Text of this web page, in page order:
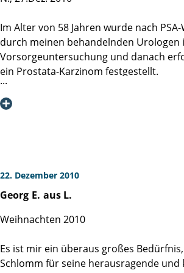
Im Alter von 58 Jahren wurde nach
durch meinen behandelnden Urologen
Vorsorgeuntersuchung und danach
ein Prostata-Karzinom festgestellt.
Nachdem ich mit Herrn Prof. Dr. Huland
Die Operation wurde vom Oberarzt
durchgeführt.
Sofort nach der OP am 8.Juni 2010
telefonisch von Dr. Salomon über die
Durch die sehr sorgfälltig erfolgte OP
Ziehen des Katheters sofort kontinent.
22. Dezember 2010
Georg E. aus L.
Weihnachten 2010
Es ist mir ein überaus großes
Schlomm für seine herausragende